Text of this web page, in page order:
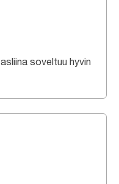
soveltuu hyvin